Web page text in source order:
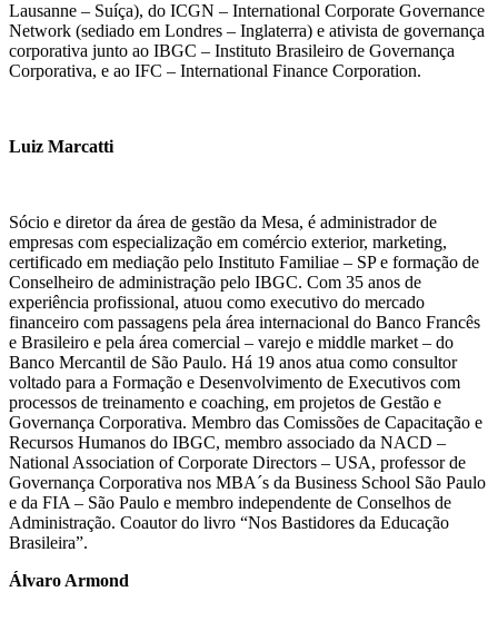
Lausanne – Suíça), do ICGN – International Corporate Governance
Network (sediado em Londres – Inglaterra) e ativista de governança
corporativa junto ao IBGC – Instituto Brasileiro de Governança
Corporativa, e ao IFC – International Finance Corporation.
Luiz Marcatti
Sócio e diretor da área de gestão da Mesa, é administrador de
empresas com especialização em comércio exterior, marketing,
certificado em mediação pelo Instituto Familiae – SP e formação de
Conselheiro de administração pelo IBGC. Com 35 anos de
experiência profissional, atuou como executivo do mercado
financeiro com passagens pela área internacional do Banco Francês
e Brasileiro e pela área comercial – varejo e middle market – do
Banco Mercantil de São Paulo. Há 19 anos atua como consultor
voltado para a Formação e Desenvolvimento de Executivos com
processos de treinamento e coaching, em projetos de Gestão e
Governança Corporativa. Membro das Comissões de Capacitação e
Recursos Humanos do IBGC, membro associado da NACD –
National Association of Corporate Directors – USA, professor de
Governança Corporativa nos MBA´s da Business School São Paulo
e da FIA – São Paulo e membro independente de Conselhos de
Administração. Coautor do livro “Nos Bastidores da Educação
Brasileira”.
Álvaro Armond